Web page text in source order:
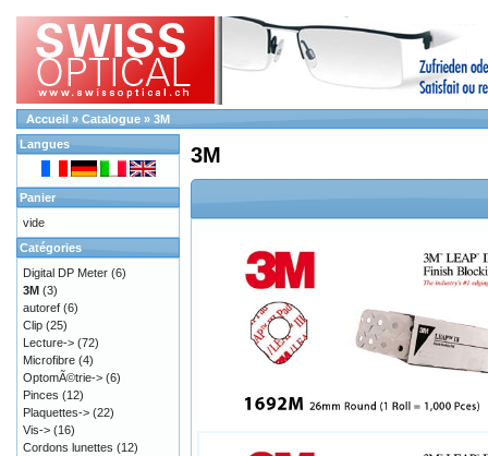
Accueil » Catalogue » 3M
3M
Langues
Panier
vide
Catégories
Digital DP Meter (6)
3M (3)
autoref (6)
Clip (25)
Lecture-> (72)
Microfibre (4)
OptomÃ©trie-> (6)
Pinces (12)
Plaquettes-> (22)
Vis-> (16)
Cordons lunettes (12)